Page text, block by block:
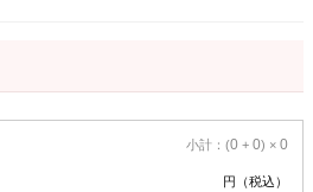
小計：(0 + 0) × 0
円（税込）